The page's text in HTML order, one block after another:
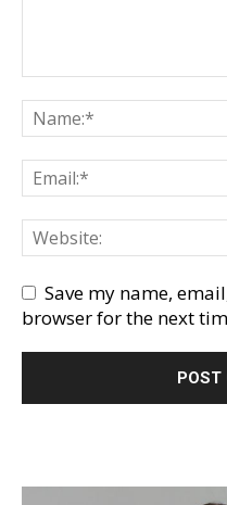
Save my name,
browser for the next